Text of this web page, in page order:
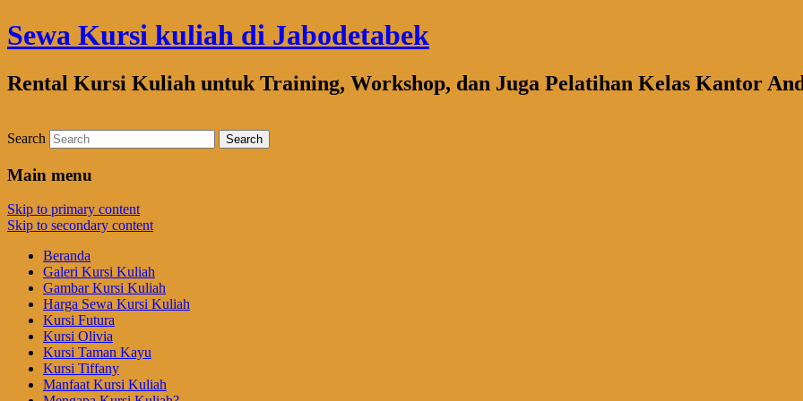
Sewa Kursi kuliah di Jabodetabek
Rental Kursi Kuliah untuk Training, Workshop, dan Juga Pelatihan Kelas Kantor
Search
Main menu
Skip to primary content
Skip to secondary content
Beranda
Galeri Kursi Kuliah
Gambar Kursi Kuliah
Harga Sewa Kursi Kuliah
Kursi Futura
Kursi Olivia
Kursi Taman Kayu
Kursi Tiffany
Manfaat Kursi Kuliah